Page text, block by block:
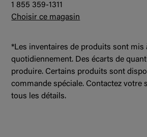
1 855 359-1311
Choisir ce magasin
*Les inventaires de produits sont mis
quotidiennement. Des écarts de
produire. Certains produits sont
commande spéciale. Contactez votre
tous les détails.